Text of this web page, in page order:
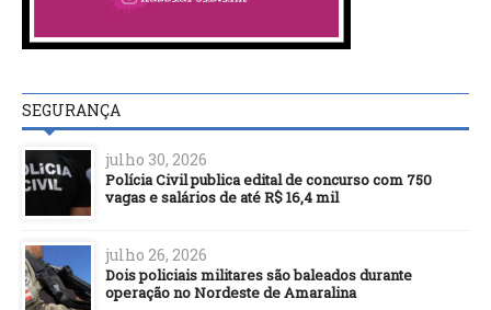
SEGURANÇA
julho 30, 2026
Polícia Civil publica edital de concurso com 750
vagas e salários de até R$ 16,4 mil
julho 26, 2026
Dois policiais militares são baleados durante
operação no Nordeste de Amaralina